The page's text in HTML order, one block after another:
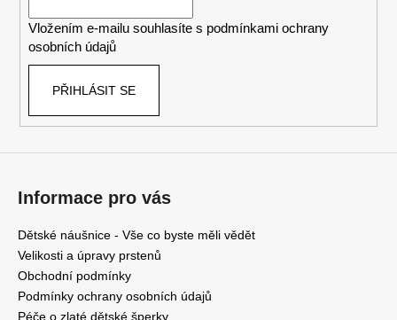
Vložením e-mailu souhlasíte s podmínkami ochrany
osobních údajů
PŘIHLÁSIT SE
Informace pro vás
Dětské náušnice - Vše co byste měli vědět
Velikosti a úpravy prstenů
Obchodní podmínky
Podmínky ochrany osobních údajů
Péče o zlaté dětské šperky